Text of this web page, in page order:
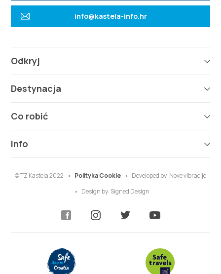
info@kastela-info.hr
Odkryj
Destynacja
Co robić
Info
© TZ Kastela 2022 Polityka Cookie Developed by: Nove vibracije
Design by: Signed Design